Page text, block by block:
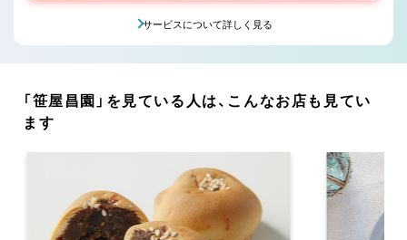
サービスについて詳しく見る
「笹屋昌園」を見ている人は、こんなお店も見てい
ます